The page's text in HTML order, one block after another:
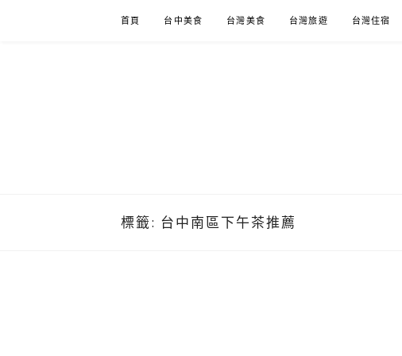
首頁 台中美食 台灣美食 台灣旅遊 台灣住宿
標籤: 台中南區下午茶推薦